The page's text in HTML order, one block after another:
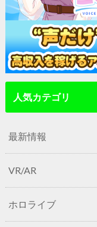
人気カテゴリ
最新情報
VR/AR
ホロライブ